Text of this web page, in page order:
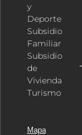
y
Deporte
Subsidio
Familiar
Subsidio
de
Vivienda
Turismo
Mapa